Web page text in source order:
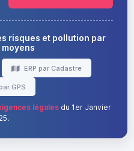
risques et pollution par
ERP par Cadastre
GPS
légalesdu 1er Janvier